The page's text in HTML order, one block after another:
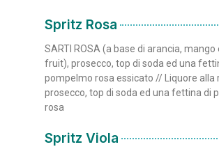
Spritz Rosa
SARTI ROSA (a base di arancia, mango
fruit), prosecco, top di soda ed una
pompelmo rosa essicato // Liquore alla
prosecco, top di soda ed una fettina di
rosa
Spritz Viola